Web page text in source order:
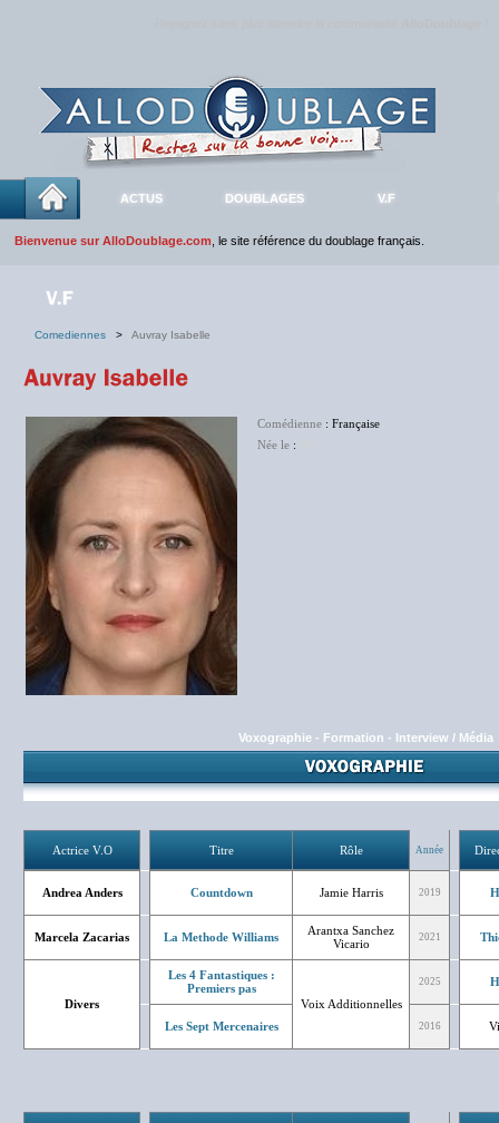
ACTUS DOUBLAGES V.F
Bienvenue sur AlloDoublage.com , le site référence du doublage français.
Comediennes > Auvray Isabelle
Comédienne : Française
Née le :
Voxographie - Formation - Interview / Média
Actrice V.O Titre Rôle Année
Andrea Anders Countdown Jamie Harris 2019
Marcela Zacarias La Methode Williams
Arantxa Sanchez
Vicario
2021
Divers
Les 4 Fantastiques :
Premiers pas
Voix Additionnelles
2025
Les Sept Mercenaires 2016